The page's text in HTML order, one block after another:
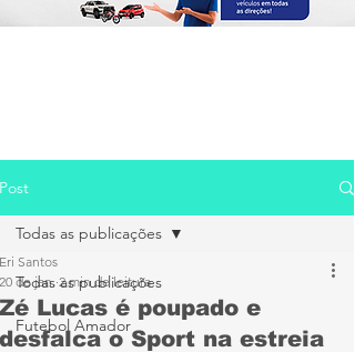
Post
Todas as publicações
Futebol Amador
Todas as publicações
Zé Lucas é poupado e
desfalca o Sport na estreia
Eri Santos
20 de jan. 2 min de leitura